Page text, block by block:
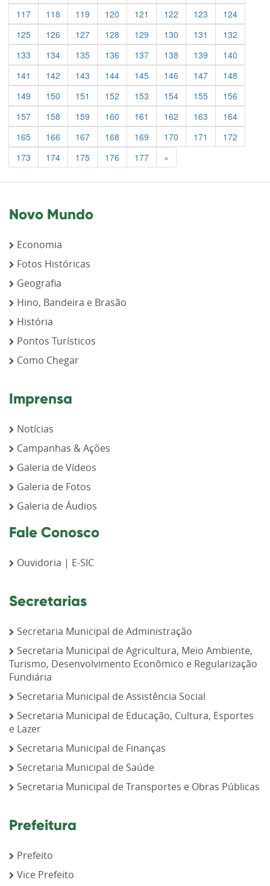
117
118 119 120 121 122 123
124
125
126 127 128 129 130 131
132
133
134 135 136 137 138 139
140
141
142 143 144 145 146 147
148
149
150 151 152 153 154 155
156
157
158 159 160 161 162 163
164
165
166 167 168 169 170 171
172
173
174 175 176 177 »
Novo Mundo
Economia
Fotos Históricas
Geografia
Hino, Bandeira e Brasão
História
Pontos Turísticos
Como Chegar
Imprensa
Notícias
Campanhas & Ações
Galeria de Vídeos
Galeria de Fotos
Galeria de Áudios
Fale Conosco
Ouvidoria | E-SIC
Secretarias
Secretaria Municipal de Administração
Secretaria Municipal de Agricultura, Meio Ambiente,
Turismo, Desenvolvimento Econômico e Regularização
Fundiária
Secretaria Municipal de Assistência Social
Secretaria Municipal de Educação, Cultura, Esportes
e Lazer
Secretaria Municipal de Finanças
Secretaria Municipal de Saúde
Secretaria Municipal de Transportes e Obras Públicas
Prefeitura
Prefeito
Vice Prefeito